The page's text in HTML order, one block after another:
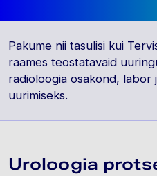
Pakume nii tasulisi kui
raames teostatavaid
radioloogia osakond,
uurimiseks.
Uroloogia